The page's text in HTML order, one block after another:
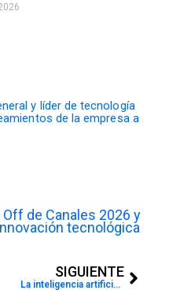
de Canales 2026 y
tecnológica
SIGUIENTE
La inteligencia artificial ya conquista a los niños y abre nuevos riesgos para su seguridad digital